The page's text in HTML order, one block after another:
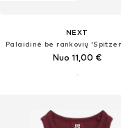
NEXT
Nuo 11,00 €